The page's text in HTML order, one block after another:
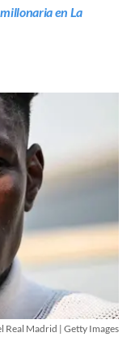
en La
Real Madrid | Getty Images